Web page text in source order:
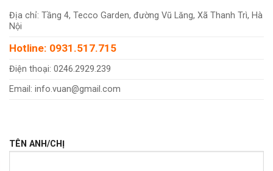
Địa chỉ: Tầng 4, Tecco Garden, đường Vũ Lăng, Xã Thanh Trì, Hà
Nội
Hotline: 0931.517.715
Điện thoại: 0246.2929.239
Email: info.vuan@gmail.com
TÊN ANH/CHỊ